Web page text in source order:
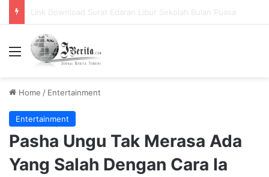
Menu
Home / Entertainment
Entertainment
Pasha Ungu Tak Merasa Ada
Yang Salah Dengan Cara Ia